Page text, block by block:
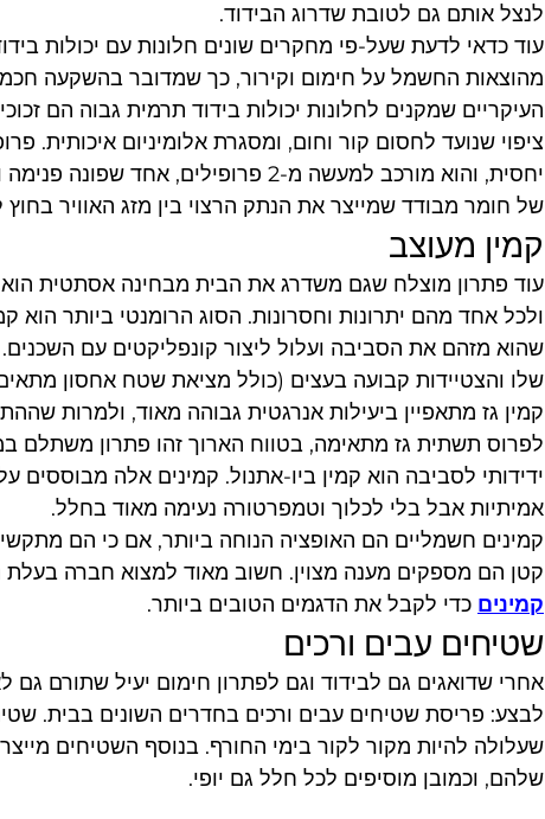
לנצל אותם גם לטובת שדרוג הבידוד.
מהוצאות החשמל על חימום וקירור, כך שמדובר בהשקעה
העיקריים שמקנים לחלונות יכולות בידוד תרמית גבוה הם
ציפוי שנועד לחסום קור וחום, ומסגרת אלומיניום איכותית.
יחסית, והוא מורכב למעשה מ-2
של חומר מבודד שמייצר את הנתק הרצוי בין מזג האוויר בחוץ
קמין מעוצב
עוד פתרון מוצלח שגם משדרג את הבית מבחינה אסתטית הוא
ולכל אחד מהם יתרונות וחסרונות. הסוג הרומנטי ביותר הוא
שהוא מזהם את הסביבה ועלול ליצור קונפליקטים עם השכנים.
שלו והצטיידות קבועה בעצים (כולל מציאת שטח אחסון
קמין גז מתאפיין ביעילות אנרגטית גבוהה מאוד, ולמרות
לפרוס תשתית גז מתאימה, בטווח הארוך זהו פתרון משתלם
ידידותי לסביבה הוא קמין ביו-אתנול. קמינים אלה
אמיתיות אבל בלי לכלוך וטמפרטורה נעימה מאוד בחלל.
קמינים חשמליים הם האופציה הנוחה ביותר, אם כי הם
קטן הם מספקים מענה מצוין. חשוב מאוד למצוא חברה בעלת
קמינים כדי לקבל את הדגמים הטובים ביותר.
שטיחים עבים ורכים
אחרי שדואגים גם לבידוד וגם לפתרון חימום יעיל שתורם גם
לבצע: פריסת שטיחים עבים ורכים בחדרים השונים בבית.
שעלולה להיות מקור לקור בימי החורף. בנוסף השטיחים
שלהם, וכמובן מוסיפים לכל חלל גם יופי.